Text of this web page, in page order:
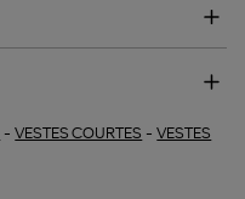
-VESTES COURTES -VESTES